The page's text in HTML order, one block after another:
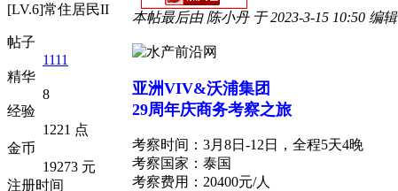
[LV.6]常住居民II
帖子
1111
精华
8
经验
1221 点
金币
19273 元
注册时间
本帖最后由 陈小丹 于 2023-3-15 10:50 编辑
亚洲VIV&沃浦集团
29周年庆商务考察之旅
考察时间：3月8日-12日，全程5天4晚
考察国家：泰国
考察费用：20400元/人